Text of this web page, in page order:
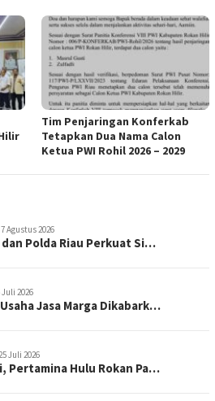
Tim Penjaringan Konferkab
Tetapkan Dua Nama Calon
Ketua PWI Rohil 2026 – 2029
Agustus 2026
dan Polda Riau Perkuat Si…
2026
Jasa Marga Dikabark…
Juli 2026
Pertamina Hulu Rokan Pa…